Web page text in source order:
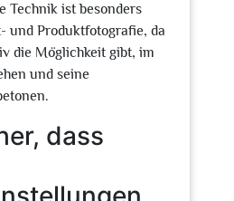
Technik ist besonders
und Produktfotografie, da
die Möglichkeit gibt, im
und seine
dass